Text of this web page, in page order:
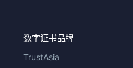
数字证书品牌
TrustAsia